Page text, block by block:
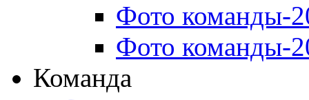
Фото команды-
Фото команды-
Команда